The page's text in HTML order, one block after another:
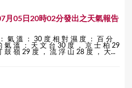
月05日20時02分發出之天氣報告
氣 溫 ： 30 度 相 對 濕 度 ： 百 分
氣 溫 ： 天 文 台 30 度 ， 京 士 柏 29
鼓 嶺 29 度 ， 流 浮 山 28 度 ， 大...